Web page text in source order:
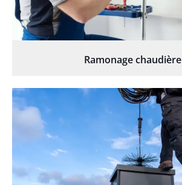
Ramonage chaudière